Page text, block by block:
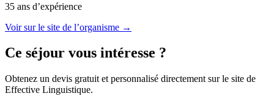
35 ans d’expérience
Voir sur le site de l’organisme →
Ce séjour vous intéresse ?
Obtenez un devis gratuit et personnalisé directement sur le site de
Effective Linguistique.